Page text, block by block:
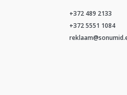
+372 489 2133
+372 5551 1084